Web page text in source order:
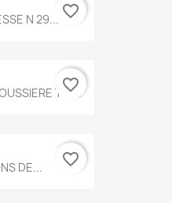
N 29... favorite_border
T.778
favorite_border
DE... favorite_border